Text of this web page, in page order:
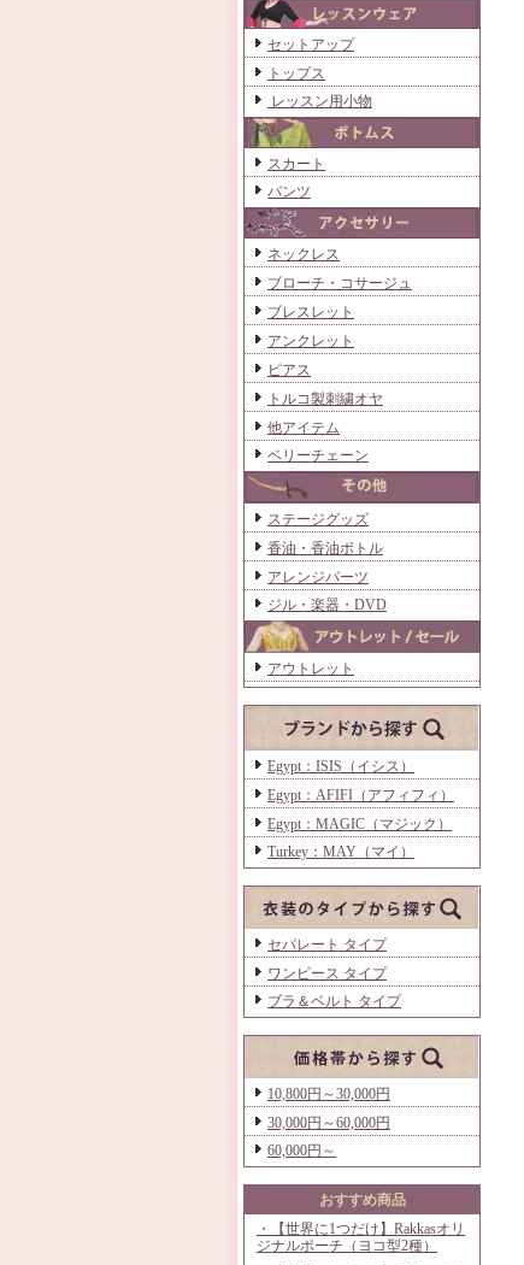
セットアップ
トップス
レッスン用小物
スカート
パンツ
ネックレス
ブローチ・コサージュ
ブレスレット
アンクレット
ピアス
トルコ製刺繍オヤ
他アイテム
ベリーチェーン
ステージグッズ
香油・香油ボトル
アレンジパーツ
ジル・楽器・DVD
アウトレット
Egypt：ISIS（イシス）
Egypt：AFIFI（アフィフィ）
Egypt：MAGIC（マジック）
Turkey：MAY（マイ）
セパレート タイプ
ワンピース タイプ
ブラ＆ベルト タイプ
10,800円～30,000円
30,000円～60,000円
60,000円～
おすすめ商品
・【世界に1つだけ】Rakkasオリ
ジナルポーチ（ヨコ型2種）